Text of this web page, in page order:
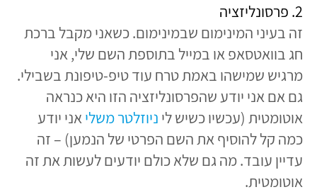
2. פרסונליזציה
זה בעיני המינימום שבמינימום. כשאני מקבל ברכת
חג בוואטסאפ או במייל בתוספת השם שלי, אני
מרגיש שמישהו באמת טרח עוד טיפ-טיפונת בשבילי.
גם אם אני יודע שהפרסונליזציה הזו היא כנראה
אוטומטית (עכשיו כשיש לי ניוזלטר משליאני יודע
כמה קל להוסיף את השם הפרטי של הנמען) – זה
עדיין עובד. מה גם שלא כולם יודעים לעשות את זה
אוטומטית.